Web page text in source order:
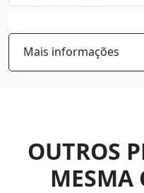
Mais informações
OUTROS
MESMA